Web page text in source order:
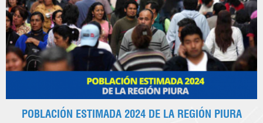
POBLACIÓN ESTIMADA 2024 DE LA REGIÓN PIURA